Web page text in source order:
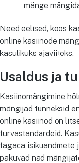
mänge
Need eelised, koos
online kasiinode
kasulikuks ajaviiteks.
Usaldus ja
Kasiinomängimine
mängijad tunneksid
online kasiinod on
turvastandardeid.
tagada isikuandmete
pakuvad nad